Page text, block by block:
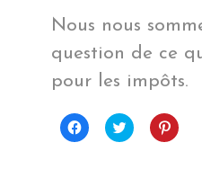
Nous nous
question de ce
pour les impôts.
Cliquez
pour
Cliquez
pour
Cliquez
pour